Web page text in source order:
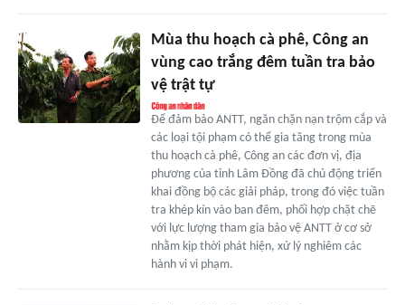
Mùa thu hoạch cà phê, Công an
vùng cao trắng đêm tuần tra bảo
vệ trật tự
Để đảm bảo ANTT, ngăn chặn nạn trộm cắp và
các loại tội phạm có thể gia tăng trong mùa
thu hoạch cà phê, Công an các đơn vị, địa
phương của tỉnh Lâm Đồng đã chủ động triển
khai đồng bộ các giải pháp, trong đó việc tuần
tra khép kín vào ban đêm, phối hợp chặt chẽ
với lực lượng tham gia bảo vệ ANTT ở cơ sở
nhằm kịp thời phát hiện, xử lý nghiêm các
hành vi vi phạm.